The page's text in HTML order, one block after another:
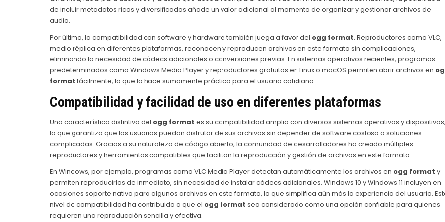
de incluir metadatos ricos y diversificados añade un valor adicional al momento de organizar y gestionar archivos de
audio.
Por último, la compatibilidad con software y hardware también juega a favor del ogg format. Reproductores como VLC,
medio réplica en diferentes plataformas, reconocen y reproducen archivos en este formato sin complicaciones,
eliminando la necesidad de códecs adicionales o conversiones previas. En sistemas operativos recientes, programas
predeterminados como Windows Media Player y reproductores gratuitos en Linux o macOS permiten abrir archivos en
format fácilmente, lo que lo hace sumamente práctico para el usuario cotidiano.
Compatibilidad y facilidad de uso en diferentes plataformas
Una característica distintiva del ogg format es su compatibilidad amplia con diversos sistemas operativos y dispositivos,
lo que garantiza que los usuarios puedan disfrutar de sus archivos sin depender de software costoso o soluciones
complicadas. Gracias a su naturaleza de código abierto, la comunidad de desarrolladores ha creado múltiples
reproductores y herramientas compatibles que facilitan la reproducción y gestión de archivos en este formato.
En Windows, por ejemplo, programas como VLC Media Player detectan automáticamente los archivos en ogg format y
permiten reproducirlos de inmediato, sin necesidad de instalar códecs adicionales. Windows 10 y Windows 11 incluyen en
ocasiones soporte nativo para algunos archivos en este formato, lo que simplifica aún más la experiencia del usuario.
nivel de compatibilidad ha contribuido a que el ogg format sea considerado como una opción confiable para quienes
requieren una reproducción sencilla y efectiva.